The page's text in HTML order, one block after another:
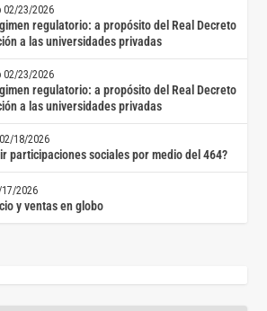
02/23/2026
regulatorio: a propósito del Real Decreto
a las universidades privadas
02/23/2026
regulatorio: a propósito del Real Decreto
a las universidades privadas
02/18/2026
participaciones sociales por medio del 464?
17/2026
y ventas en globo